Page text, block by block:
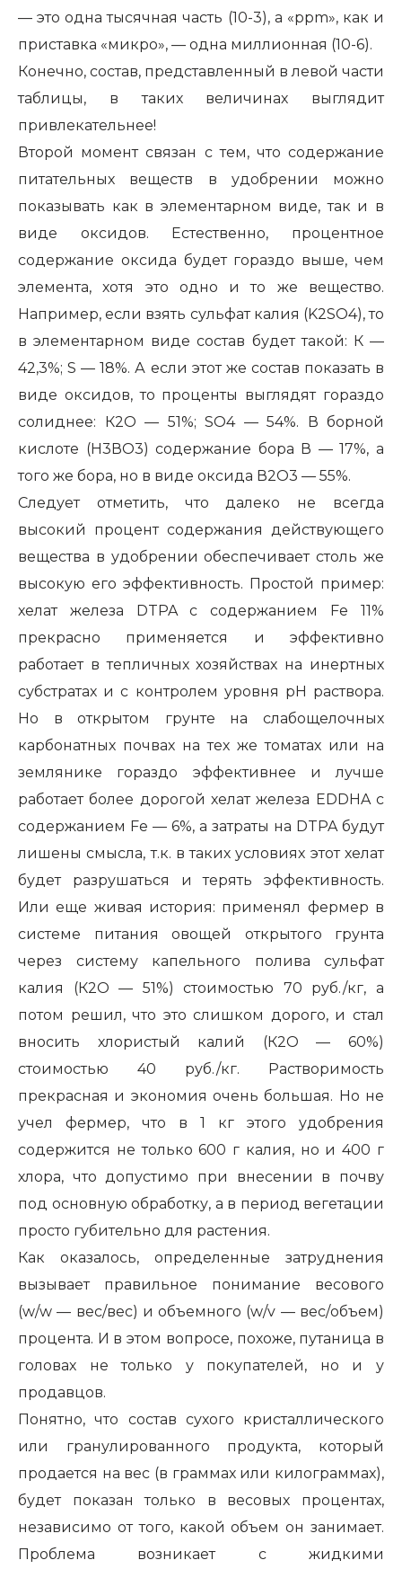
— это одна тысячная часть (10-3), а «ppm», как и
приставка «микро», — одна миллионная (10-6).
Конечно, состав, представленный в левой части
таблицы, в таких величинах выглядит
привлекательнее!
Второй момент связан с тем, что содержание
питательных веществ в удобрении можно
показывать как в элементарном виде, так и в
виде оксидов. Естественно, процентное
содержание оксида будет гораздо выше, чем
элемента, хотя это одно и то же вещество.
Например, если взять сульфат калия (K2SO4), то
в элементарном виде состав будет такой: К —
42,3%; S — 18%. А если этот же состав показать в
виде оксидов, то проценты выглядят гораздо
солиднее: К2О — 51%; SO4 — 54%. В борной
кислоте (Н3ВО3) содержание бора В — 17%, а
того же бора, но в виде оксида В2О3 — 55%.
Следует отметить, что далеко не всегда
высокий процент содержания действующего
вещества в удобрении обеспечивает столь же
высокую его эффективность. Простой пример:
хелат железа DTPA с содержанием Fe 11%
прекрасно применяется и эффективно
работает в тепличных хозяйствах на инертных
субстратах и с контролем уровня рН раствора.
Но в открытом грунте на слабощелочных
карбонатных почвах на тех же томатах или на
землянике гораздо эффективнее и лучше
работает более дорогой хелат железа EDDHA с
содержанием Fe — 6%, а затраты на DTPA будут
лишены смысла, т.к. в таких условиях этот хелат
будет разрушаться и терять эффективность.
Или еще живая история: применял фермер в
системе питания овощей открытого грунта
через систему капельного полива сульфат
калия (К2О — 51%) стоимостью 70 руб./кг, а
потом решил, что это слишком дорого, и стал
вносить хлористый калий (К2О — 60%)
стоимостью 40 руб./кг. Растворимость
прекрасная и экономия очень большая. Но не
учел фермер, что в 1 кг этого удобрения
содержится не только 600 г калия, но и 400 г
хлора, что допустимо при внесении в почву
под основную обработку, а в период вегетации
просто губительно для растения.
Как оказалось, определенные затруднения
вызывает правильное понимание весового
(w/w — вес/вес) и объемного (w/v — вес/объем)
процента. И в этом вопросе, похоже, путаница в
головах не только у покупателей, но и у
продавцов.
Понятно, что состав сухого кристаллического
или гранулированного продукта, который
продается на вес (в граммах или килограммах),
будет показан только в весовых процентах,
независимо от того, какой объем он занимает.
Проблема возникает с жидкими